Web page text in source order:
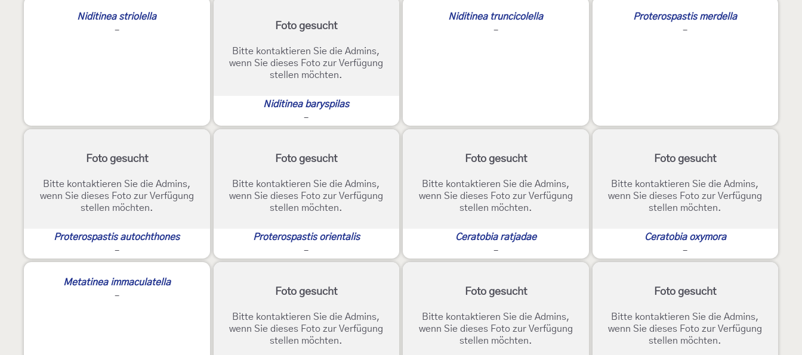
Niditinea striolella
- Foto gesucht
Bitte kontaktieren Sie die Admins,
wenn Sie dieses Foto zur Verfügung
stellen möchten.
Niditinea baryspilas
-
Niditinea truncicolella
-
Proterospastis merdella
-
Foto gesucht
Bitte kontaktieren Sie die Admins,
wenn Sie dieses Foto zur Verfügung
stellen möchten.
Proterospastis autochthones
-
Foto gesucht
Bitte kontaktieren Sie die Admins,
wenn Sie dieses Foto zur Verfügung
stellen möchten.
Proterospastis orientalis
-
Foto gesucht
Bitte kontaktieren Sie die Admins,
wenn Sie dieses Foto zur Verfügung
stellen möchten.
Ceratobia ratjadae
-
Foto gesucht
Bitte kontaktieren Sie die Admins,
wenn Sie dieses Foto zur Verfügung
stellen möchten.
Ceratobia oxymora
-
Metatinea immaculatella
- Foto gesucht
Bitte kontaktieren Sie die Admins,
wenn Sie dieses Foto zur Verfügung
stellen möchten.
Foto gesucht
Bitte kontaktieren Sie die Admins,
wenn Sie dieses Foto zur Verfügung
stellen möchten.
Foto gesucht
Bitte kontaktieren Sie die Admins,
wenn Sie dieses Foto zur Verfügung
stellen möchten.